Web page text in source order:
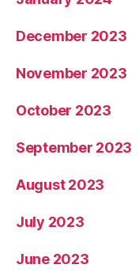
December 2023
November 2023
October 2023
September 2023
August 2023
July 2023
June 2023